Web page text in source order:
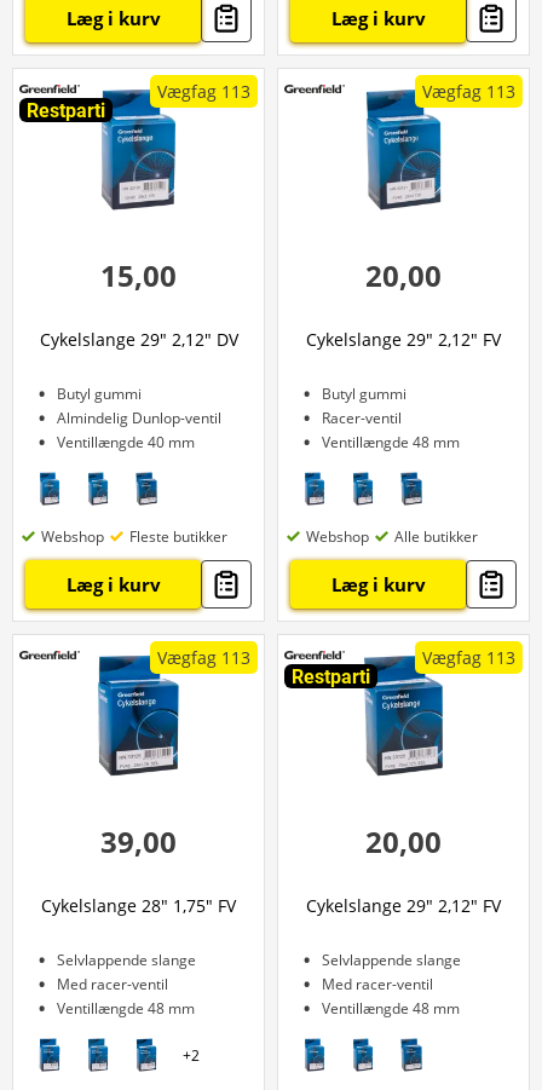
Læg i kurv Læg i kurv
Restparti
Vægfag 113
15,00
Cykelslange 29" 2,12" DV
Butyl gummi
Almindelig Dunlop-ventil
Ventillængde 40 mm
Webshop Fleste butikker
Læg i kurv
Vægfag 113
20,00
Cykelslange 29" 2,12" FV
Butyl gummi
Racer-ventil
Ventillængde 48 mm
Webshop Alle butikker
Læg i kurv
Vægfag 113
39,00
Cykelslange 28" 1,75" FV
Selvlappende slange
Med racer-ventil
Ventillængde 48 mm
+2
Restparti
Vægfag 113
20,00
Cykelslange 29" 2,12" FV
Selvlappende slange
Med racer-ventil
Ventillængde 48 mm